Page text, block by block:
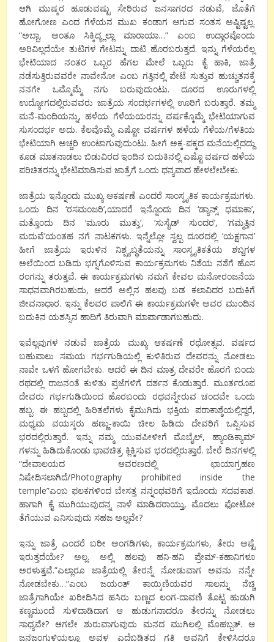
ಆಗಿ ಮುಷ್ಕರ ಹೂಡುವಷ್ಟು ಸೇರಿರುವ ಜನಸಾಗರದ ನಡುವೆ, ಜೊತೆಗೆ
ಹೋಗೋಣ ಎಂದ ಗೆಳೆಯನ ಮುಖ ಕಂಡಾಗ ಆಗುವ ಸಂತಸ ಅಷ್ಟಿಷ್ಟಲ್ಲ.
“ಅಬ್ಬಾ, ಅಂತೂ ಸಿಕ್ಕಿದ್ಯ್ಲಲ್ಲಾ ಮಾರಾಯಾ…” ಎಂಬ ಉದ್ಗಾರವೊಂದು
ಅರಿವಿಲ್ಲದೆಯೇ ತುಟಿಗಳ ಗೇಟನ್ನು ದಾಟಿ ಹೊರಬರುತ್ತದೆ. ಇನ್ನು ಗೆಳೆಯರೆಲ್ಲ
ಭೇಟಿಯಾದ ನಂತರ ಒಬ್ಬರ ಹೆಗಲ ಮೇಲೆ ಒಬ್ಬರು ಕೈ ಹಾಕಿ, ಜಾತ್ರೆ
ನಡೆಸುತ್ತಿರುವವರೇ ನಾವೇನೋ ಎಂಬ ಗತ್ತಿನಲ್ಲಿ ಪೇಟೆ ಸುತ್ತುವ ಹುಚ್ಚುತನಕ್ಕೆ
ನನಗೇ ಒಮ್ಮೊಮ್ಮೆ ನಗು ಬರುವುದುಂಟು. ದೂರದ ಊರುಗಳಲ್ಲಿ
ಉದ್ಯೋಗದಲ್ಲಿರುವವರು ಜಾತ್ರೆಯ ಸಂದರ್ಭಗಳಲ್ಲಿ ಊರಿಗೆ ಬರುತ್ತಾರೆ. ತಮ್ಮ
ಮನೆ-ಮಂದಿಯನ್ನು, ಹಳೆಯ ಗೆಳೆಯಯರನ್ನು ವರ್ಷಕ್ಕೊಮ್ಮೆ ಭೇಟಿಯಾಗುವ
ಸುಸಂದರ್ಭ ಅದು. ಕೆಲವೊಮ್ಮೆ ಎಷ್ಟೋ ವರ್ಷಗಳ ಹಳೆಯ ಗೆಳೆಯ/ಗೆಳತಿಯ
ಭೇಟಿಯಾಗಿ ಅಚ್ಚರಿ ಉಂಟಾಗುವುದುಂಟು. ಹೀಗೆ ಅಕ್ಕ-ಪಕ್ಕದ ಮನೆಯಲ್ಲಿದದ್ದು
ಕೂಡ ಮಾತನಾಡಲು ಬಿಡುವಿರದ ಇಂದಿನ ಬದುಕಿನಲ್ಲಿ ಎಷ್ಟೊ ವರ್ಷದ ಹಳೆಯ
ಪರಿಚಿತರನ್ನು ಭೇಟಿಮಾಡಿಸುವ ಜಾತ್ರೆಗೆ ಒಂದು ಧನ್ಯವಾದ ಹೇಳಲೇಬೇಕು.
ಜಾತ್ರೆಯ ಇನ್ನೊಂದು ಮುಖ್ಯ ಆಕರ್ಷಣೆ ಎಂದರೆ ಸಾಂಸ್ಕೃತಿಕ ಕಾರ್ಯಕ್ರಮಗಳು.
ಒಂದು ದಿನ ‘ರಸಮಂಜರಿ’,ಯಾದರೆ ಇನ್ನೊಂದು ದಿನ ‘ಡ್ಯಾನ್ಸ್ ಧಮಾಕಾ’,
ಮತ್ತೊಂದು ದಿನ ‘ಮೂರು ಮುತ್ತು’, ‘ಸುಸೈಡ್ ಸುಂದರ’, ‘ಗಮ್ಮತ್ತಿನ
ಮದುವೆ’ಯಂತಹ ನಗೆ ನಾಟಕಗಳು. ಇನ್ನೆಲ್ಲೋ ಸ್ವಲ್ಪ ದೂರದಲ್ಲಿ ‘ಯಕ್ಷಗಾನ’
ಹೀಗೆ ಜಾತ್ರೆಯ ಇರುಳಿನ ನಿಶ್ಷ್ಯಬ್ಧತೆಯನ್ನು ಸಾಂಸ್ಕೃತಿಕತೆಯ ಶಬ್ದಗಳ
ಅಲೆಯಿಂದ ಬಡಿದು ಭಗ್ನಗೊಳಿಸುವ ಕಾರ್ಯಕ್ರಮಗಳು ನಿಶೆಯ ನಶೆಗೆ ಹೊಸ
ರಂಗನ್ನು ತರುತ್ತವೆ. ಈ ಕಾರ್ಯಕ್ರಮಗಳು ನಮಗೆ ಕೇವಲ ಮನೋರಂಜನೆಯ
ಸಾಧನವಾಗಿರಬಹುದು, ಆದರೆ ಅಲ್ಲಿನ ಹಲವು ಬಡ ಕಲಾವಿದರ ಬದುಕಿಗೆ
ಜೀವನಾಧಾರ. ಇನ್ನು ಕೆಲವರ ಪಾಲಿಗೆ ಈ ಕಾರ್ಯಕ್ರಮಗಳೇ ಅವರ ಮುಂದಿನ
ಬದುಕಿನ ಯಶಸ್ಸಿನ ಹಾದಿಗೆ ತಿರುವಾಗಿ ಮಾರ್ಪಾಡಾಗಬಹುದು.
ಇವೆಲ್ಲವುಗಳ ನಡುವೆ ಜಾತ್ರೆಯ ಮುಖ್ಯ ಆಕರ್ಷಣೆ ರಥೋತ್ಸವ. ವರ್ಷದ
ಬಹುಪಾಲು ಸಮಯ ಗರ್ಭಗುಡಿಯಲ್ಲಿ ಕುಳಿತಿರುವ ದೇವರನ್ನು ನೋಡಲು
ನಾವೇ ಒಳಗೆ ಹೋಗಬೇಕು. ಆದರೆ ಈ ದಿನ ಮಾತ್ರ ದೇವರೇ ಹೊರಗೆ ಬಂದು
ರಥದಲ್ಲಿ ರಾಜನಂತೆ ಕುಳಿತು ಪ್ರಜೆಗಳಿಗೆ ದರ್ಶನ ಕೊಡುತ್ತಾರೆ. ಮೂರ್ತರೂಪ
ದೇವರು ಗರ್ಭಗುಡಿಯಿಂದ ಹೊರಬಂದು ರಥವನ್ನೇರುವ ಚಂದವೇ ಒಂದು
ಹಬ್ಬ. ಈ ಹಬ್ಬದಲ್ಲಿ ಹಿರಿತಲೆಗಳು ಕೈಮುಗಿದು ಭಕ್ತಿಯ ಪರಾಕಾಶ್ಠೆಯಲ್ಲಿದ್ದರೆ,
ಮಧ್ಯಮ ವಯಸ್ಕರು ಹಣ್ಣು-ಕಾಯಿ ಚೀಲ ಹಿಡಿದು ದೇವರಿಗೆ ಒಪ್ಪಿಸುವ
ಭರದಲ್ಲಿರುತ್ತಾರೆ. ಇನ್ನು ನಮ್ಮ ಯುವಪೀಳೀಗೆ ಮೊಬೈಲ್, ಹ್ಯಾಂಡಿಕ್ಯಾಮ್
ಗಳನ್ನು ಹಿಡಿದುಕೊಂಡು ಭಾವಚಿತ್ರ ಕ್ಲಿಕ್ಕಿಸುವ ಭರದಲ್ಲಿರುತ್ತಾರೆ. ಬೇರೆ ದಿನಗಳಲ್ಲಿ
“ದೇವಾಲಯದ ಆವರಣದಲ್ಲಿ ಛಾಯಾಗ್ರಹಣ
ನಿಷೇದಿಸಲಾಗಿದೆ/Photography prohibited inside the
temple”ಎಂಬ ಫಲಕಗಳಿಂದ ಬೇಸತ್ತ ನನ್ನಂಥವರಿಗೆ ಇದೊಂದು ಸದವಕಾಶ.
ಹಾಗಾಗಿ ಕೈ ಮುಗಿಯುವುದನ್ನ ನಾಳೆ ಮಾಡಿದರಾಯ್ತು, ಮೊದಲು ಫೋಟೋ
ತೆಗೆಯುವ ಎನಿಸುವುದು ಸಹಜ ಅಲ್ಲವೇ?
ಇನ್ನು ಜಾತ್ರೆ ಎಂದರೆ ಬರೀ ಅಂಗಡಿಗಳು, ಕಾರ್ಯಕ್ರಮಗಳು, ತೇರು ಅಷ್ಟೆ
ಇರುತ್ತದೆಯೇ? ಅಲ್ಲ. ಅಲ್ಲಿ ಹಲವು ಹನಿ-ಹನಿ ಪ್ರೇಮ್-ಕಹಾನಿಗಳೂ
ಅರಳುತ್ತವೆ.”ಎಲ್ಲಾರೂ ಜಾತ್ರೆಯಲ್ಲಿ ತೇರನ್ನೆ ನೋಡುವಾಗ ಅವನು ನನ್ನೇ
ನೋಡಬೇಕು…”ಎಂಬ ಜಯಂತ್ ಕಾಯ್ಕಿಣಿಯವರ ಸಾಲನ್ನು ನೆಚ್ಚಿ
ಜಾತ್ರೆಗಾಗಿಯೇ ಖರೀದಿಸಿದ ಹಸಿರು ಬಣ್ಣದ ಲಂಗ-ದಾವಣಿ ತೊಟ್ಟ ಹುಡುಗಿ
ಕಣ್ಣಮುಂದೆ ಸುಳಿದಾಡಿದಾಗ ಆ ಹುಡುಗನಾದರೂ ತೇರನ್ನು ನೋಡಲು
ಸಾಧ್ಯವೇ? ಆಗಲೇ ಶುರುವಾಗುವುದು ಮನದ ಮುಗಿಲಲ್ಲಿ ಮೊಹಬ್ಬತ್. ಆ
ಜನಜಂಗುಳಿಯಲ್ಲೂ ಅವಳ ಎದೆಬಡಿತದ ಗತಿ ಅವನಿಗೆ ಕೇಳಿಸಿದರೂ